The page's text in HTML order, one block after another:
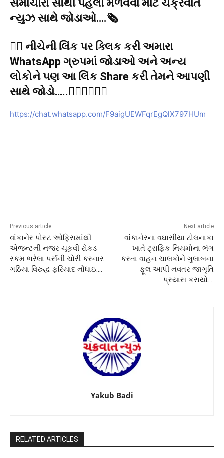
સમાચારો સૌથી પહેલા મેળવવા માટે ચક્રવાત
ન્યુઝ સાથે જોડાઓ….🗞️
👉🏻 નીચેની લિંક પર ક્લિક કરી અમારા
WhatsApp ગ્રુપમાં જોડાઓ અને અન્ય
લોકોને પણ આ લિંક Share કરી તેમને આપણી
સાથે જોડો…..👇🏻👇🏻👇🏻
https://chat.whatsapp.com/F9aigUEWFqrEgQlX797HUm
Previous article
વાંકાનેર પોસ્ટ ઓફિસમાંથી
એજન્ટની નજર ચૂકવી રોકડ
રકમ ભરેલા પર્સની ચોરી કરનાર
ગઠિયા વિરુદ્ધ ફરિયાદ નોંધાઇ….
Next article
વાંકાનેરના વઘાસીયા ટોલનાકા
ખાતે ટ્રાફિક નિયમોના ભંગ
કરતા વાહન ચાલકોને ગુલાબના
ફૂલ આપી નવતર જાગૃતિ
પ્રયાસ કરાયો….
Yakub Badi
RELATED ARTICLES